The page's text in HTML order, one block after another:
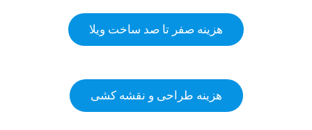
هزینه صفر تا صد ساخت ویلا
هزینه طراحی و نقشه کشی